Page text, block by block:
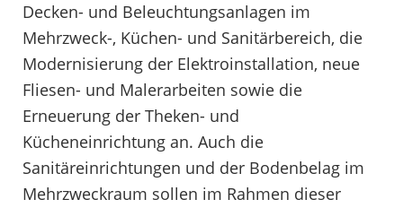
Decken- und Beleuchtungsanlagen im
Mehrzweck-, Küchen- und Sanitärbereich, die
Modernisierung der Elektroinstallation, neue
Fliesen- und Malerarbeiten sowie die
Erneuerung der Theken- und
Kücheneinrichtung an. Auch die
Sanitäreinrichtungen und der Bodenbelag im
Mehrzweckraum sollen im Rahmen dieser